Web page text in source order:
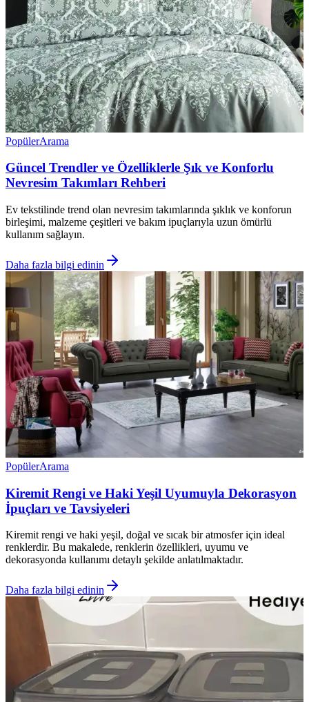
PopülerArama
Güncel Trendler ve Özelliklerle Şık ve Konforlu
Nevresim Takımları Rehberi
Ev tekstilinde trend olan nevresim takımlarında şıklık ve konforun
birleşimi, malzeme çeşitleri ve bakım ipuçlarıyla uzun ömürlü
kullanım sağlayın.
Daha fazla bilgi edinin
PopülerArama
Kiremit Rengi ve Haki Yeşil Uyumuyla Dekorasyon
İpuçları ve Tavsiyeleri
Kiremit rengi ve haki yeşil, doğal ve sıcak bir atmosfer için ideal
renklerdir. Bu makalede, renklerin özellikleri, uyumu ve
dekorasyonda kullanımı detaylı şekilde anlatılmaktadır.
Daha fazla bilgi edinin